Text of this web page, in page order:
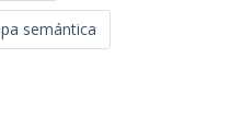
semántica